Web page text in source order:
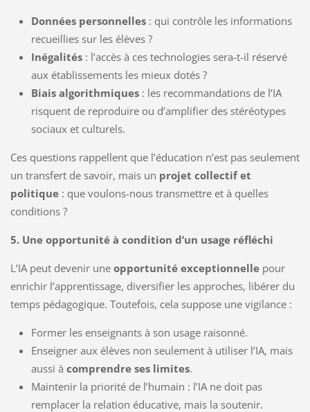
Données personnelles: qui contrôle les informations
recueillies sur les élèves ?
Inégalités: l’accès à ces technologies sera-t-il réservé
aux établissements les mieux dotés ?
Biais algorithmiques: les recommandations de l’IA
risquent de reproduire ou d’amplifier des stéréotypes
sociaux et culturels.
Ces questions rappellent que l’éducation n’est pas seulement
un transfert de savoir, mais un projet collectif et
politique: que voulons-nous transmettre et à quelles
conditions ?
5. Une opportunité à condition d’un usage réfléchi
L’IA peut devenir une opportunité exceptionnellepour
enrichir l’apprentissage, diversifier les approches, libérer du
temps pédagogique. Toutefois, cela suppose une vigilance :
Former les enseignants à son usage raisonné.
Enseigner aux élèves non seulement à utiliser l’IA, mais
aussi à comprendre ses limites.
Maintenir la priorité de l’humain : l’IA ne doit pas
remplacer la relation éducative, mais la soutenir.